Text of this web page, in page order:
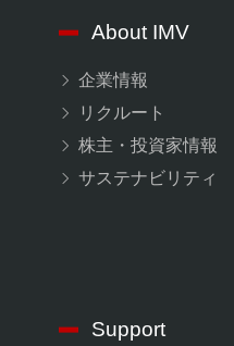
About IMV
企業情報
リクルート
株主・投資家情報
サステナビリティ
Support